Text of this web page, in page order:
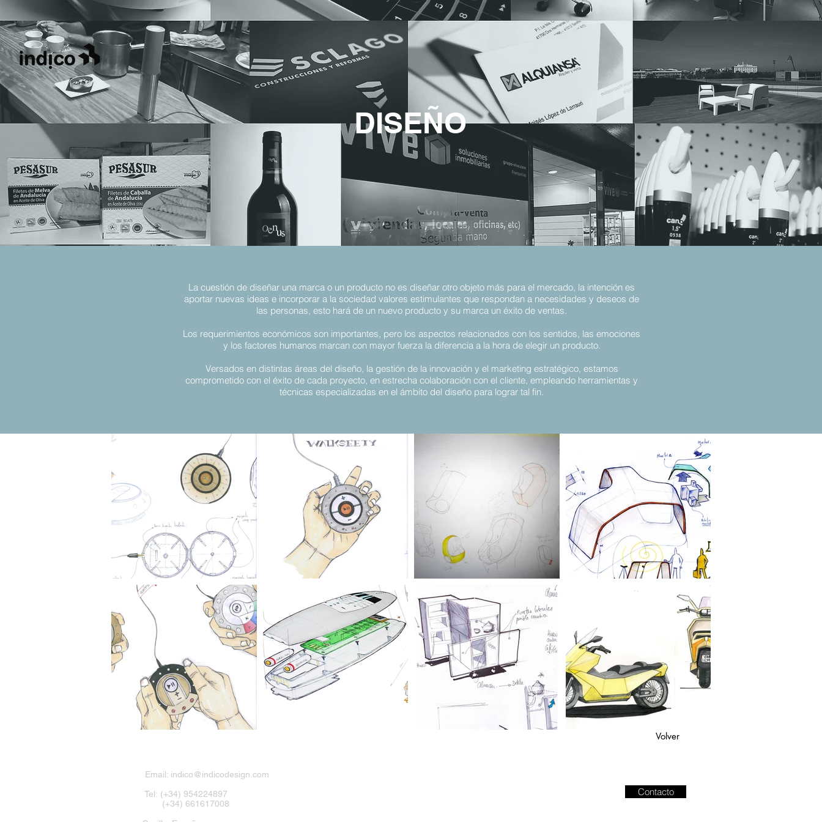
DISEÑO
La cuestión de diseñar una marca o un producto no es diseñar otro objeto más para el mercado, la intención es
aportar nuevas ideas e incorporar a la sociedad valores estimulantes que respondan a necesidades y deseos de
las personas, esto hará de un nuevo producto y su marca un éxito de ventas.
Los requerimientos económicos son importantes, pero los aspectos relacionados con los sentidos, las emociones
y los factores humanos marcan con mayor fuerza la diferencia a la hora de elegir un producto.
Versados en distintas áreas del diseño, la gestión de la innovación y el marketing estratégico, estamos
comprometido con el éxito de cada proyecto, en estrecha colaboración con el cliente, empleando herramientas y
técnicas especializadas en el ámbito del diseño para lograr tal fin.
Volver
Email: indico@indicodesign.com
Tel: (+34) 954224897
(+34) 661617008
Contacto